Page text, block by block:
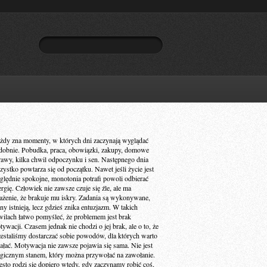
zna momenty, w których dni zaczynają wyglądać
Pobudka, praca, obowiązki, zakupy, domowe
kilka chwil odpoczynku i sen. Następnego dnia
powtarza się od początku. Nawet jeśli życie jest
spokojne, monotonia potrafi powoli odbierać
Człowiek nie zawsze czuje się źle, ale ma
że brakuje mu iskry. Zadania są wykonywane,
istnieją, lecz gdzieś znika entuzjazm. W takich
łatwo pomyśleć, że problemem jest brak
Czasem jednak nie chodzi o jej brak, ale o to, że
dostarczać sobie powodów, dla których warto
Motywacja nie zawsze pojawia się sama. Nie jest
stanem, który można przywołać na zawołanie.
rodzi się dopiero wtedy, gdy zaczynamy robić coś,